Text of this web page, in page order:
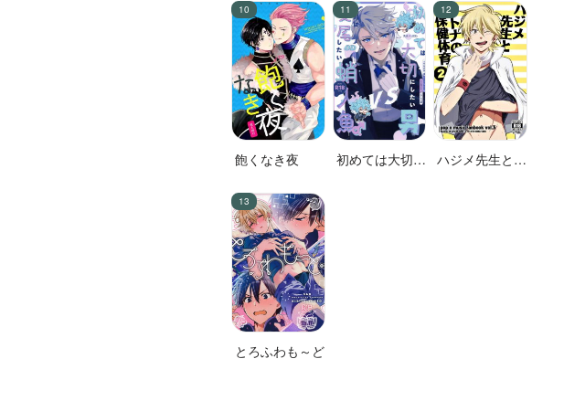
飽くなき夜
初めては大切に
ハジメ先生とオ
とろふわも～ど